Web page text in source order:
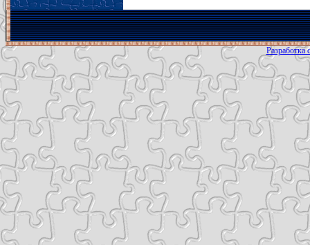
Разработка